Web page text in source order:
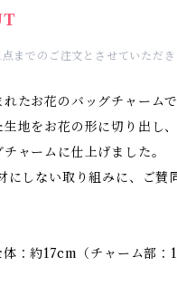
までのご注文とさせていただき
たお花のバッグチャームで
地をお花の形に切り出し
ャームに仕上げました。
しない取り組みに、ご賛
：約17cm（チャーム部：